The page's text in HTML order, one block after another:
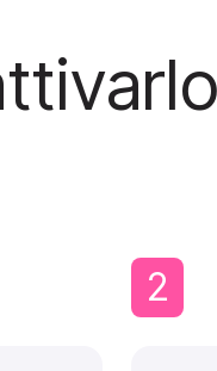
2